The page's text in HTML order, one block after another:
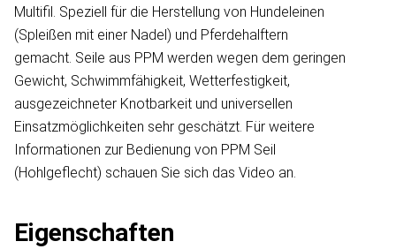
Multifil. Speziell für die Herstellung von Hundeleinen
(Spleißen mit einer Nadel) und Pferdehalftern
gemacht. Seile aus PPM werden wegen dem geringen
Gewicht, Schwimmfähigkeit, Wetterfestigkeit,
ausgezeichneter Knotbarkeit und universellen
Einsatzmöglichkeiten sehr geschätzt. Für weitere
Informationen zur Bedienung von PPM Seil
(Hohlgeflecht) schauen Sie sich das Video an.
Eigenschaften